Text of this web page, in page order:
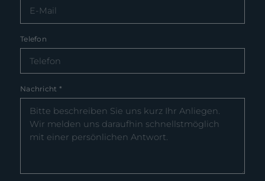
Telefon
Nachricht *